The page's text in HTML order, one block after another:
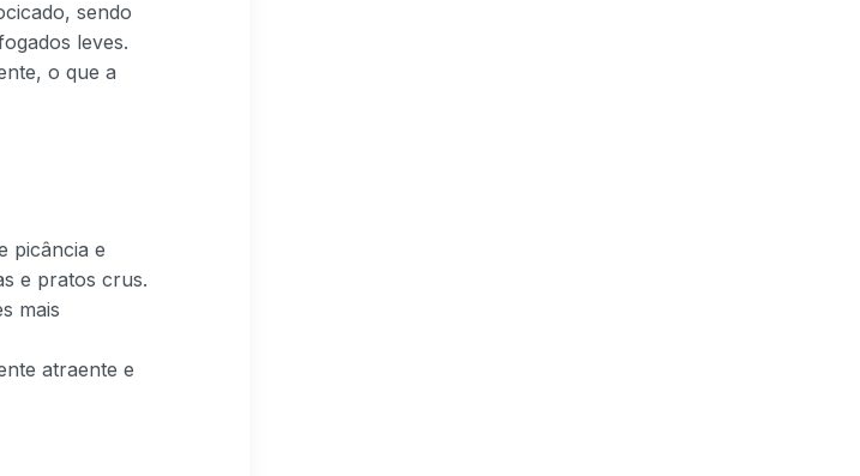
sendo
leves.
o que a
picância e
e pratos crus.
mais
atraente e